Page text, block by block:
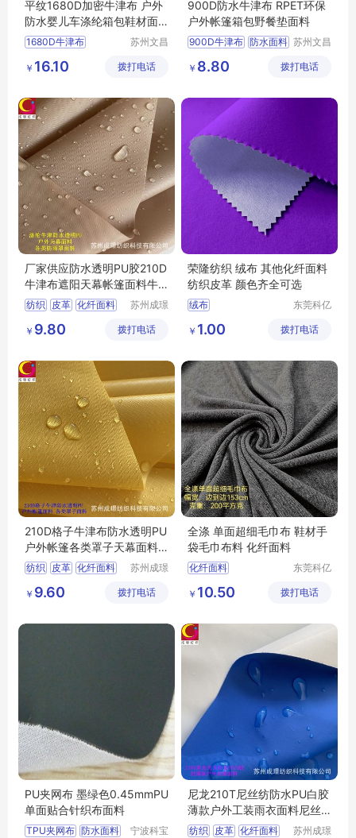
平纹1680D加密牛津布 户外
防水婴儿车涤纶箱包鞋材面
料
1680D牛津布
鞋材面料
苏州文昌
有限公司
￥ 16.10 拨打电话
900D防水牛津布 RPET环保
户外帐篷箱包野餐垫面料
900D牛津布 防水面料
grs面料
苏州文昌
有限公司
￥ 8.80 拨打电话
厂家供应防水透明PU胶210D
牛津布遮阳天幕帐篷面料牛
津布
纺织 皮革 化纤面料
苏州成璟
有限公司
￥ 9.80 拨打电话
荣隆纺织 绒布 其他化纤面料
纺织皮革 颜色齐全可选
绒布
东莞科亿
公司
￥ 1.00 拨打电话
210D格子牛津布防水透明PU
户外帐篷各类罩子天幕面料2
10D牛津布
纺织 皮革 化纤面料
苏州成璟
有限公司
￥ 9.60 拨打电话
全涤 单面超细毛巾布 鞋材手
袋毛巾布料 化纤面料
化纤面料
东莞科亿
公司
￥ 10.50 拨打电话
PU夹网布 墨绿色0.45mmPU
单面贴合针织布面料
TPU夹网布 防水面料
宁波科宝
尼龙210T尼丝纺防水PU白胶
薄款户外工装雨衣面料尼丝
纺
纺织 皮革 化纤面料
苏州成璟